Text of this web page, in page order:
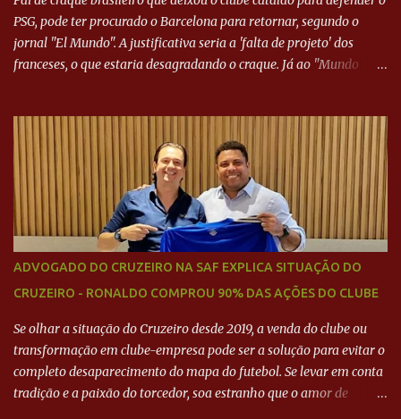
PSG, pode ter procurado o Barcelona para retornar, segundo o
jornal "El Mundo". A justificativa seria a 'falta de projeto' dos
franceses, o que estaria desagradando o craque. Já ao "Mundo
Neymar Pai nega
ADVOGADO DO CRUZEIRO NA SAF EXPLICA SITUAÇÃO DO
CRUZEIRO - RONALDO COMPROU 90% DAS AÇÕES DO CLUBE
Se olhar a situação do Cruzeiro desde 2019, a venda do clube ou
transformação em clube-empresa pode ser a solução para evitar o
completo desaparecimento do mapa do futebol. Se levar em conta
tradição e a paixão do torcedor, soa estranho que o amor de